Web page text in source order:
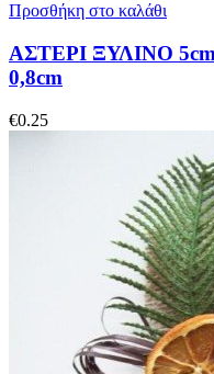
Προσθήκη στο καλάθι
ΑΣΤΕΡΙ ΞΥΛΙΝΟ
0,8cm
€0.25